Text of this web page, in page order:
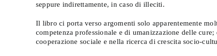
seppure indirettamente, in caso di illeciti.
Il libro ci porta verso argomenti solo apparentemente
competenza professionale e di umanizzazione delle
cooperazione sociale e nella ricerca di crescita socio-